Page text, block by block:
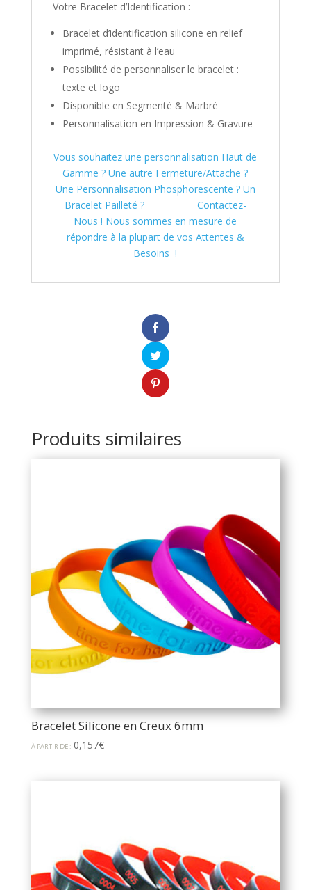
Votre Bracelet d’Identification :
Bracelet d’identification silicone en relief
imprimé, résistant à l’eau
Possibilité de personnaliser le bracelet :
texte et logo
Disponible en Segmenté & Marbré
Personnalisation en Impression & Gravure
Vous souhaitez une personnalisation Haut de
Gamme ? Une autre Fermeture/Attache ?
Une Personnalisation Phosphorescente ? Un
Bracelet Pailleté ? Contactez-
Nous ! Nous sommes en mesure de
répondre à la plupart de vos Attentes &
Besoins !
Produits similaires
Bracelet Silicone en Creux 6mm
À PARTIR DE : 0,157€